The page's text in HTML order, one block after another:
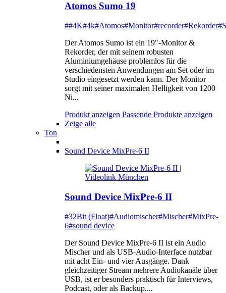
Atomos Sumo 19
##4K#4k#Atomos#Monitor#recorder#Rekorder
Der Atomos Sumo ist ein 19"-Monitor &
Rekorder, der mit seinem robusten
Aluminiumgehäuse problemlos für die
verschiedensten Anwendungen am Set oder im
Studio eingesetzt werden kann. Der Monitor
sorgt mit seiner maximalen Helligkeit von 1200
Ni...
Produkt anzeigen Passende Produkte anzeigen
Zeige alle
Ton
Sound Device MixPre-6 II
Sound Device MixPre-6 II
#32Bit (Float)#Audiomischer#Mischer#MixPre-
6#sound device
Der Sound Device MixPre-6 II ist ein Audio
Mischer und als USB-Audio-Interface nutzbar
mit acht Ein- und vier Ausgänge. Dank
gleichzeitiger Stream mehrere Audiokanäle über
USB, ist er besonders praktisch für Interviews,
Podcast, oder als Backup....